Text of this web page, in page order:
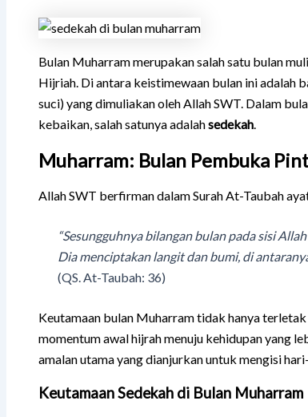
Bulan Muharram merupakan salah satu bulan
Hijriah. Di antara keistimewaan bulan ini adalah
suci) yang dimuliakan oleh Allah SWT. Dalam
kebaikan, salah satunya adalahsedekah
Muharram: Bulan Pembuka
Allah SWT berfirman dalam Surah At-Taubah
“Sesungguhnya bilangan bulan pada sisi
Dia menciptakan langit dan bumi, di
(QS. At-Taubah: 36)
Keutamaan bulan Muharram tidak hanya
momentum awal hijrah menuju kehidupan yang
amalan utama yang dianjurkan untuk mengisi
Keutamaan Sedekah di Bulan Muharram